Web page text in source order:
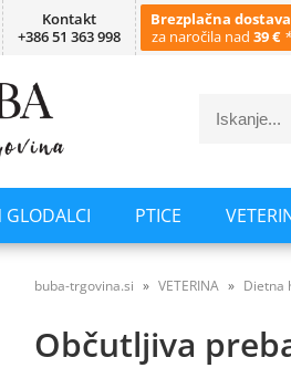
Kontakt
+386 51 363 998
Brezplačna dostava
za naročila nad 39 € *
PTICE
buba-trgovina.si VETERINA Dietna
Občutljiva